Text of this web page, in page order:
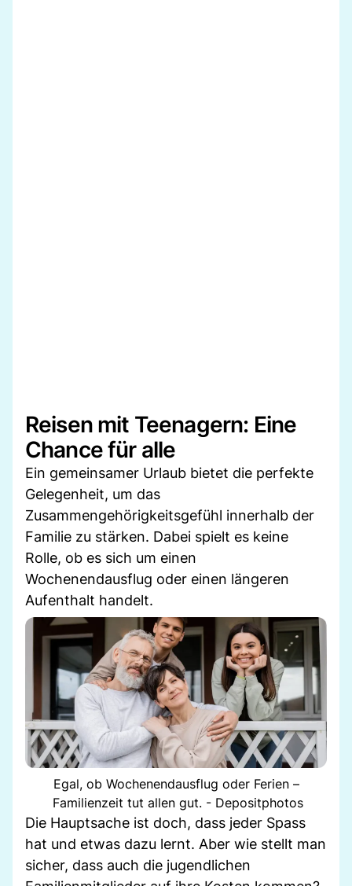
Reisen mit Teenagern: Eine
Chance für alle
Ein gemeinsamer Urlaub bietet die perfekte
Gelegenheit, um das
Zusammengehörigkeitsgefühl innerhalb der
Familie zu stärken. Dabei spielt es keine
Rolle, ob es sich um einen
Wochenendausflug oder einen längeren
Aufenthalt handelt.
Egal, ob Wochenendausflug oder Ferien –
Familienzeit tut allen gut. - Depositphotos
Die Hauptsache ist doch, dass jeder Spass
hat und etwas dazu lernt. Aber wie stellt man
sicher, dass auch die jugendlichen